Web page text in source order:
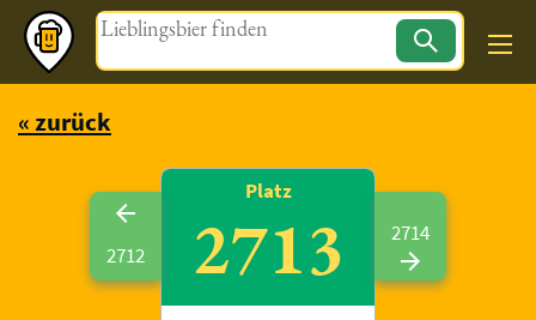
Magazin
« zurück
2712
Platz
2713 2714